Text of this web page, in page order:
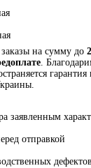
на сумму до
.
гарантия
заявленным
отправкой